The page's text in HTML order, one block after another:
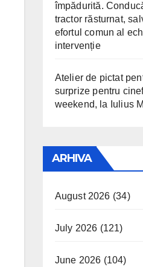
împădurită.
tractor răsturnat,
efortul comun al
intervenție
Atelier de pictat
surprize pentru
weekend, la Iulius
ARHIVA
August 2026 (34)
July 2026 (121)
June 2026 (104)